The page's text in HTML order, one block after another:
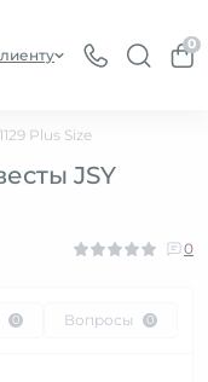
0
Plus Size
JSY
0
0 Вопросы 0